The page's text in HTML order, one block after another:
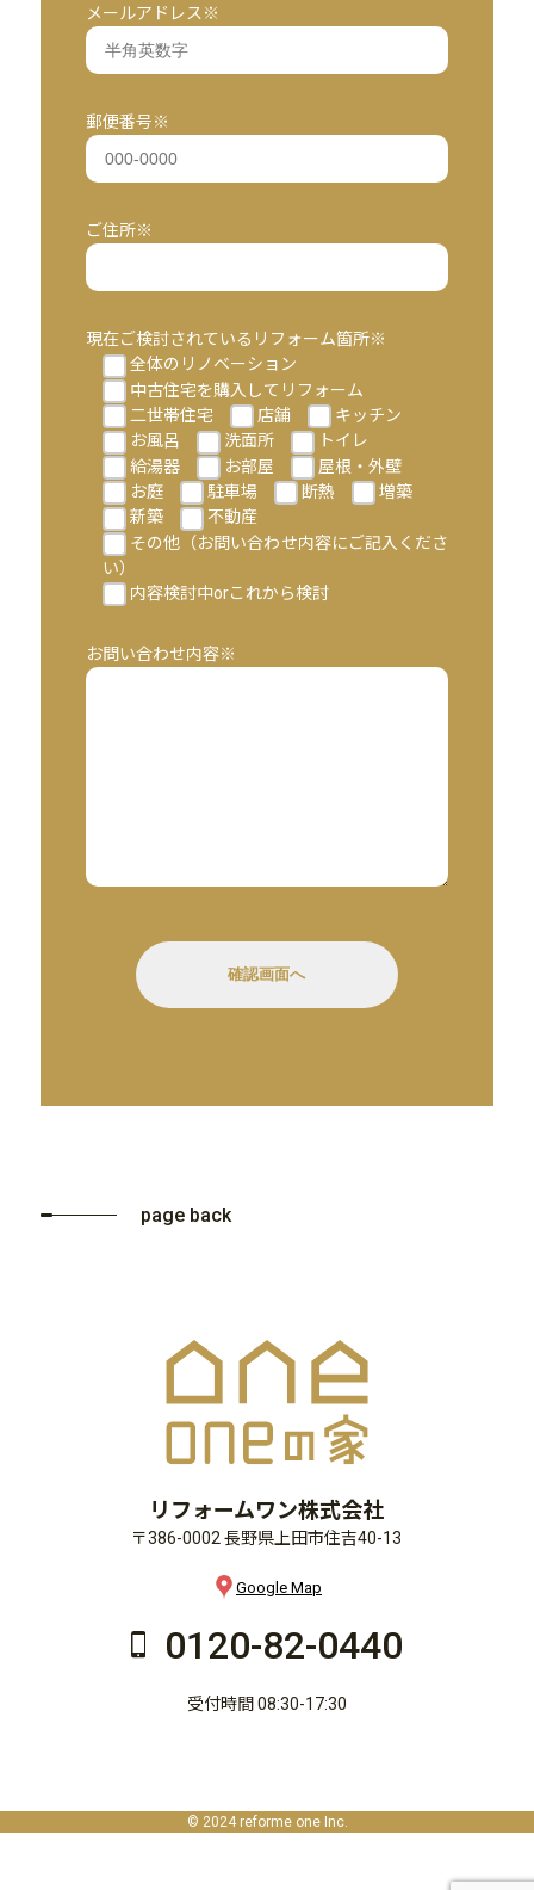
メールアドレス※
郵便番号※
ご住所※
現在ご検討されているリフォーム箇所※
全体のリノベーション
中古住宅を購入してリフォーム
二世帯住宅
店舗
キッチン
お風呂
洗面所
トイレ
給湯器
お部屋
屋根・外壁
お庭
駐車場 断熱
増築
新築
不動産
その他（お問い合わせ内容にご記入くださ
い）
内容検討中orこれから検討
お問い合わせ内容※
page back
リフォームワン株式会社
〒386-0002 長野県上田市住吉40-13
Google Map
0120-82-0440
受付時間 08:30-17:30
© 2024 reforme one Inc.